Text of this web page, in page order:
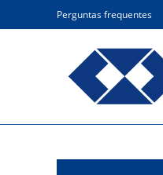
para
Perguntas frequentes